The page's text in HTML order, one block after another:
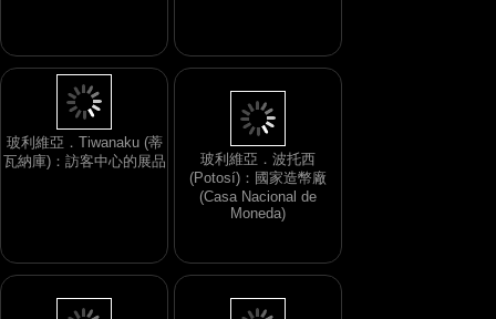
玻利維亞．Tiwanaku (蒂
瓦納庫)：訪客中心的展品
玻利維亞．波托西
(Potosí)：國家造幣廠
(Casa Nacional de
Moneda)